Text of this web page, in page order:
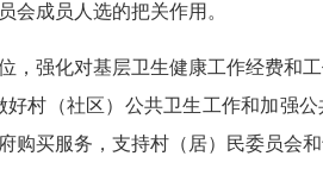
会成员人选的把关作用。
，强化对基层卫生健康工作经费和
村（社区）公共卫生工作和加强
购买服务，支持村（居）民委员会和